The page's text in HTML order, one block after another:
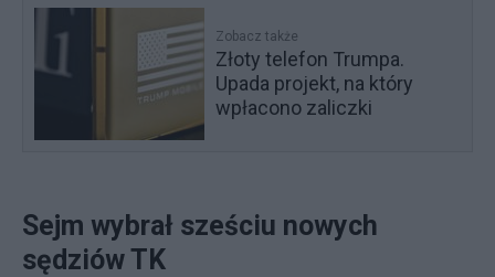
Zobacz także
Złoty telefon Trumpa.
Upada projekt, na który
wpłacono zaliczki
Sejm wybrał sześciu nowych
sędziów TK